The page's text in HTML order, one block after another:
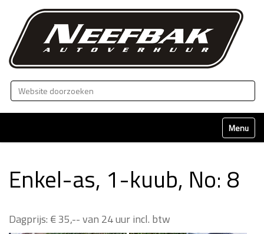
Zoek
Klap
Enkel-as, 1-kuub, No: 8
Dagprijs: € 35,-- van 24 uur incl. btw